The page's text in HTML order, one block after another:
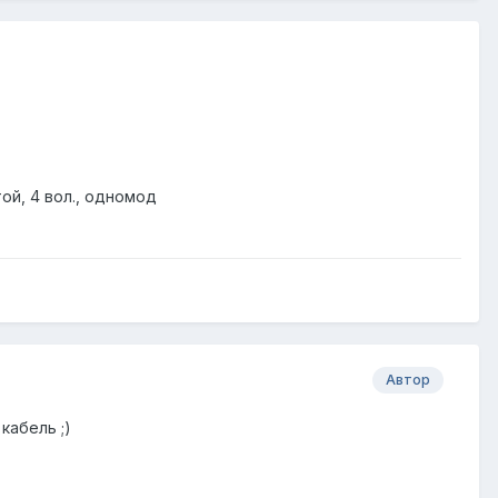
4 вол., одномод
Автор
;)